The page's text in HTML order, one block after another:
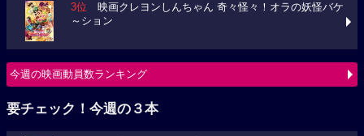
3位 映画クレヨンしんちゃん 奇々怪々！オラの妖怪バケ
～ション
今週の映画動員数ランキング
要チェック！今週の３本